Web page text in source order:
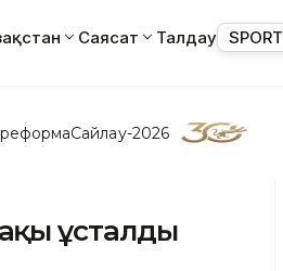
Саясат Талдау SPORT
реформаСайлау-2026
ұсталды